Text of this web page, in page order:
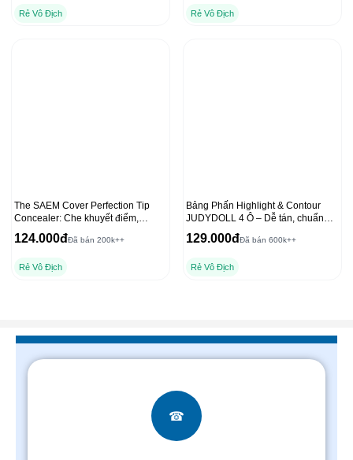
Rẻ Vô Địch Rẻ Vô Địch
The SAEM Cover Perfection Tip
Concealer: Che khuyết điểm,
chống nắng hiệu quả
124.000đĐã bán 200k++
Rẻ Vô Địch
Bảng Phấn Highlight & Contour
JUDYDOLL 4 Ô – Dễ tán, chuẩn
màu 3D, lâu trôi 9g
129.000đĐã bán 600k++
Rẻ Vô Địch
☎